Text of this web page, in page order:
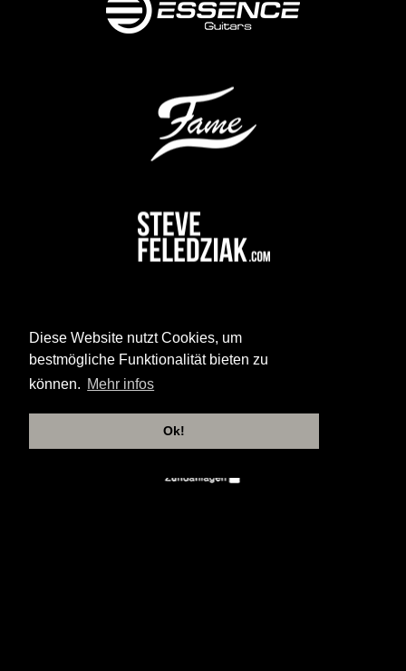
Diese Website nutzt Cookies, um
bestmögliche Funktionalität bieten zu
können. Mehr infos
Ok!